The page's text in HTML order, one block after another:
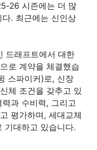
26 시즌에는 더 많
. 최근에는 신인상
드래프트에서 대한
로 계약을 체결했습
스파이커)로, 신장
체 조건을 갖추고 있
과 수비력, 그리고
평가하며, 세대교체
기대하고 있습니다.